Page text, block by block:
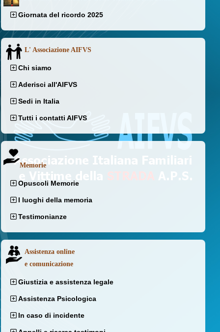
Giornata del ricordo 2025
L' Associazione AIFVS
Chi siamo
Aderisci all'AIFVS
Sedi in Italia
Tutti i contatti AIFVS
Memorie
Opuscoli Memorie
I luoghi della memoria
Testimonianze
Assistenza online
e comunicazione
Giustizia e assistenza legale
Assistenza Psicologica
In caso di incidente